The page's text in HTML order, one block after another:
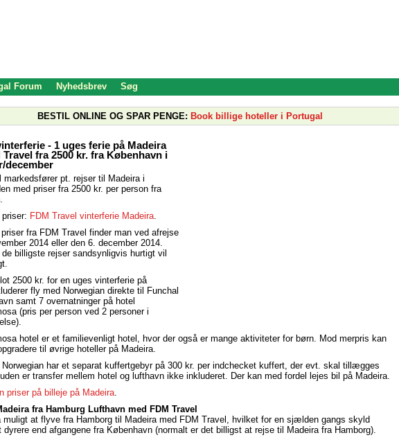
Forum Nyhedsbrev Søg
BESTIL ONLINE OG SPAR PENGE: Book billige hoteller i Portugal
- 1 uges ferie på Madeira
Travel fra 2500 kr. fra København i
december
markedsfører pt. rejser til Madeira i
med priser fra 2500 kr. per person fra
FDM Travel vinterferie Madeira
fra FDM Travel finder man ved afrejse
2014 eller den 6. december 2014.
billigste rejser sandsynligvis hurtigt vil
2500 kr. for en uges vinterferie på
fly med Norwegian direkte til Funchal
samt 7 overnatninger på hotel
(pris per person ved 2 personer i
hotel er et familievenligt hotel, hvor der også er mange aktiviteter for børn. Mod merpris kan
til øvrige hoteller på Madeira.
har et separat kuffertgebyr på 300 kr. per indchecket kuffert, der evt. skal tillægges
er transfer mellem hotel og lufthavn ikke inkluderet. Der kan med fordel lejes bil på Madeira.
priser på billeje på Madeira
fra Hamburg Lufthavn med FDM Travel
muligt at flyve fra Hamborg til Madeira med FDM Travel, hvilket for en sjælden gangs skyld
dyrere end afgangene fra København (normalt er det billigst at rejse til Madeira fra Hamborg).